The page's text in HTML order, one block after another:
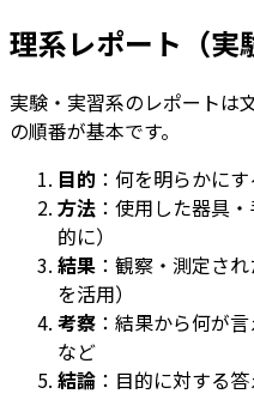
理系レポート（実
実験・実習系のレポートは
の順番が基本です。
目的 ：何を明らかに
方法 ：使用した器具
的に）
結果 ：観察・測定さ
を活用）
考察 ：結果から何が
など
結論 ：目的に対する